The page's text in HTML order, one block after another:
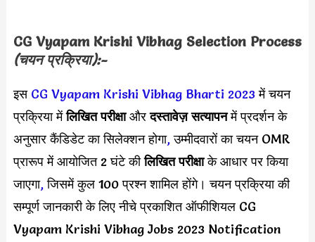
CG Vyapam Krishi Vibhag Selection Process
(चयन प्रक्रिया):-
इस CG Vyapam Krishi Vibhag Bharti 2023में चयन
प्रक्रिया मेंलिखित परीक्षा औरदस्तावेज़ सत्यापन में प्रदर्शन के
अनुसार कैंडिडेट का सिलेक्शन होगा,उम्मीदवारों का चयन OMR
प्रारूप में आयोजित 2 घंटे कीलिखित परीक्षाके आधार पर किया
जाएगा,जिसमें कुल 100 प्रश्न शामिल होंगे। चयन प्रक्रिया की
सम्पूर्ण जानकारी के लिए नीचे प्रकाशित ऑफीशियल CG
Vyapam Krishi Vibhag Jobs 2023 Notification